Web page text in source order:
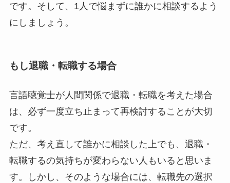
です。そして、1人で悩まずに誰かに相談するよう
にしましょう。
もし退職・転職する場合
言語聴覚士が人間関係で退職・転職を考えた場合
は、必ず一度立ち止まって再検討することが大切
です。
ただ、考え直して誰かに相談した上でも、退職・
転職するの気持ちが変わらない人もいると思いま
す。しかし、そのような場合には、転職先の選択